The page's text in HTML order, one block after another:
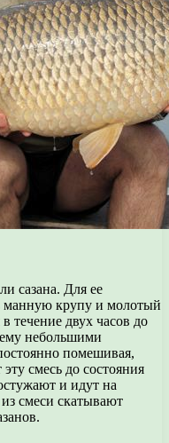
сазана. Для ее
манную крупу и молотый
течение двух часов до
небольшими
помешивая,
смесь до состояния
и идут на
смеси скатывают